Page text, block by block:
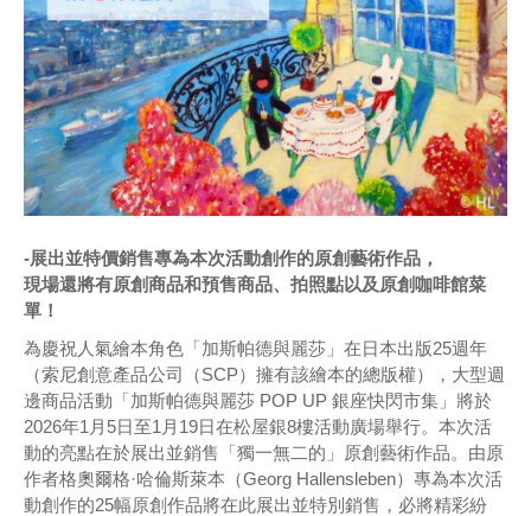
-展出並特價銷售專為本次活動創作的原創藝術作品，
現場還將有原創商品和預售商品、拍照點以及原創咖啡館菜
單！
為慶祝人氣繪本角色「加斯帕德與麗莎」在日本出版25週年
（索尼創意產品公司（SCP）擁有該繪本的總版權），大型週
邊商品活動「加斯帕德與麗莎 POP UP 銀座快閃市集」將於
2026年1月5日至1月19日在松屋銀8樓活動廣場舉行。本次活
動的亮點在於展出並銷售「獨一無二的」原創藝術作品。由原
作者格奧爾格·哈倫斯萊本（Georg Hallensleben）專為本次活
動創作的25幅原創作品將在此展出並特別銷售，必將精彩紛